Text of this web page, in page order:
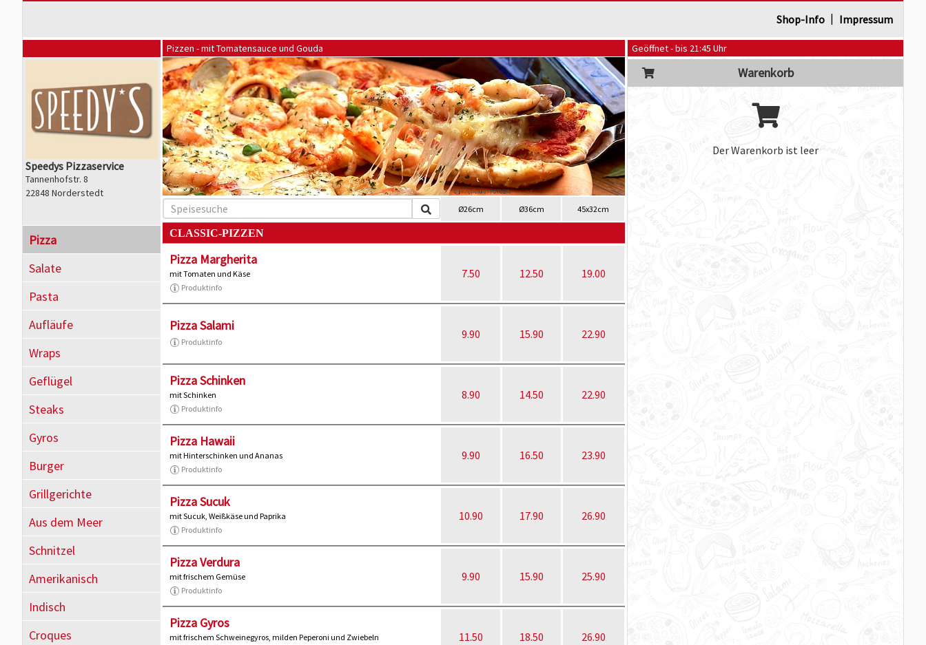
Shop-Info | Impressum
Geöffnet - bis 21:45 Uhr
Warenkorb
Der Warenkorb ist leer
Speedys Pizzaservice
Tannenhofstr. 8
22848 Norderstedt
Pizza
Salate
Pasta
Aufläufe
Wraps
Geflügel
Steaks
Gyros
Burger
Grillgerichte
Aus dem Meer
Schnitzel
Amerikanisch
Indisch
Croques
Pizzen - mit Tomatensauce und Gouda
Ø26cm Ø36cm 45x32cm
CLASSIC-PIZZEN
Pizza Margherita
mit Tomaten und Käse
Produktinfo
7.50 12.50 19.00
Pizza Salami
Produktinfo
9.90 15.90 22.90
Pizza Schinken
mit Schinken
Produktinfo
8.90 14.50 22.90
Pizza Hawaii
mit Hinterschinken und Ananas
Produktinfo
9.90 16.50 23.90
Pizza Sucuk
mit Sucuk, Weißkäse und Paprika
Produktinfo
10.90 17.90 26.90
Pizza Verdura
mit frischem Gemüse
Produktinfo
9.90 15.90 25.90
Pizza Gyros
mit frischem Schweinegyros, milden Peperoni und Zwiebeln
11.50 18.50 26.90